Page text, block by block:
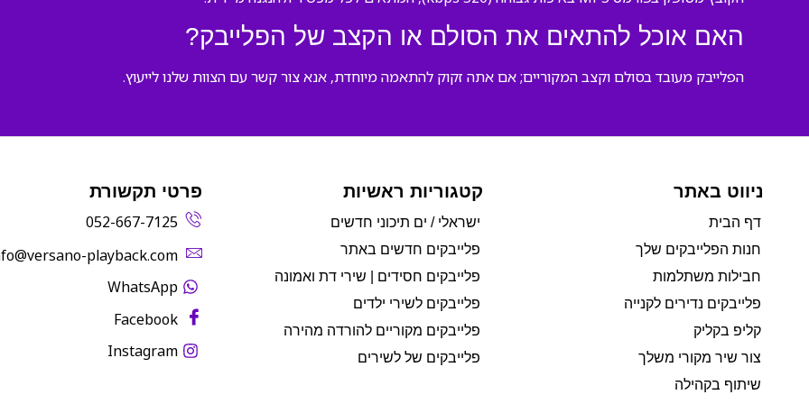
האם אוכל להתאים את הסולם או הקצב של הפלייבק?
הפלייבק מעובד בסולם וקצב המקוריים; אם אתה זקוק להתאמה מיוחדת, אנא צור קשר עם הצוות שלנו לייעוץ.
ניווט באתר
דף הבית
חנות הפלייבקים שלך
חבילות משתלמות
פלייבקים נדירים לקנייה
קליפ בקליק
צור שיר מקורי משלך
שיתוף בקהילה
קטגוריות ראשיות
ישראלי / ים תיכוני חדשים
פלייבקים חדשים באתר
פלייבקים חסידים | שירי דת ואמונה
פלייבקים לשירי ילדים
פלייבקים מקוריים להורדה מהירה
פלייבקים של לשירים
פרטי תקשורת
052-667-7125
playback.com‬
WhatsApp
Facebook
Instagram